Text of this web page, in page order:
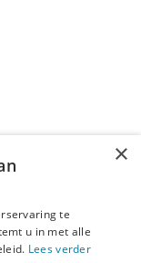
×
te
u in met alle
Lees verder